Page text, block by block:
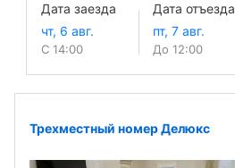
Дата заезда
С 14:00
Дата отъезда
До 12:00
Трехместный номер Делюкс